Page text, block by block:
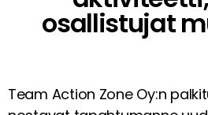
osallistujat
Team Action Zone Oy:n